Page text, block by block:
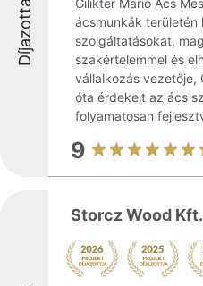
Díjazottak
Gilikter Márió Ács
ácsmunkák területén
szolgáltatásokat,
szakértelemmel és
vállalkozás vezetője,
óta érdekelt az ács
folyamatosan
9
Storcz Wood Kft.